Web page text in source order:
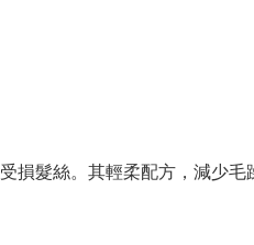
損髮絲。其輕柔配方，減少毛